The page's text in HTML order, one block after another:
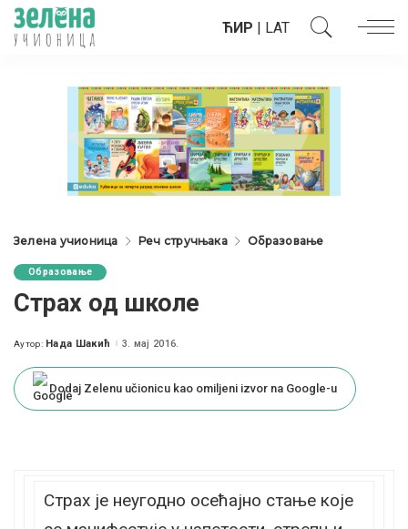
ЋИР | LAT
Зелена учионица Реч стручњака Образовање
Образовање
Страх од школе
Posted
Аутор: Нада Шакић 3. мај 2016.
Dodaj Zelenu učionicu kao omiljeni izvor na Google-u
Страх је неугодно осећајно стање које